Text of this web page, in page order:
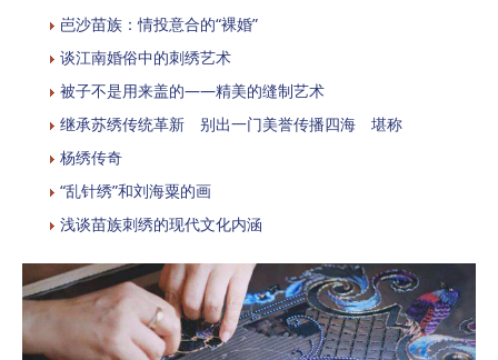
岜沙苗族：情投意合的“裸婚”
谈江南婚俗中的刺绣艺术
被子不是用来盖的——精美的缝制艺术
继承苏绣传统革新 别出一门美誉传播四海 堪称
杨绣传奇
“乱针绣”和刘海粟的画
浅谈苗族刺绣的现代文化内涵